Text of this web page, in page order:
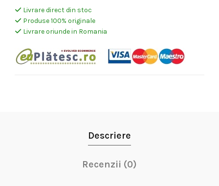
Livrare direct din stoc
Produse 100% originale
Livrare oriunde in Romania
Descriere
Recenzii (0)